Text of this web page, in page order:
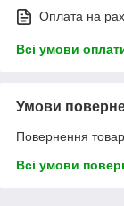
Оплата на
Всі умови
Умови
Повернення
Всі умови